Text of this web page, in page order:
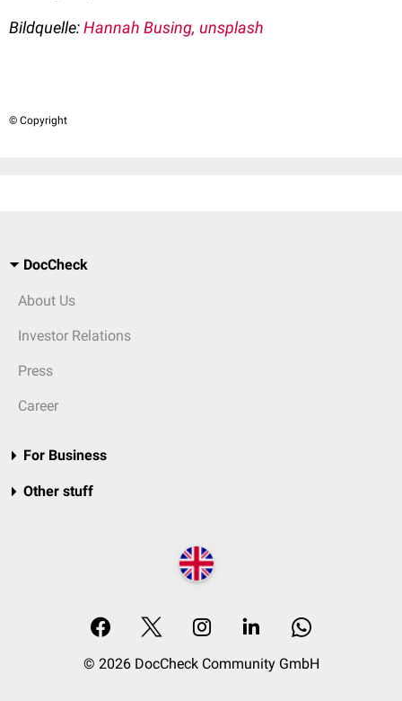
Bildquelle:Hannah Busing, unsplash
© Copyright
DocCheck
About Us
Investor Relations
Press
Career
For Business
Other stuff
© 2026 DocCheck Community GmbH